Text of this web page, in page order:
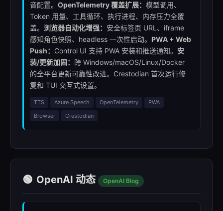
音配置。 OpenTelemetry 覆盖扩展： 模型调用、
Token 用量、工具循环、执行进程、内存压力全覆
盖。 浏览器自动化增强： 安全标签页 URL、iframe
感知角色快照、headless 一次性启动。 PWA + Web
Push： Control UI 支持 PWA 安装和推送通知。 安
装/更新加固： 跨 Windows/macOS/Linux/Docker
的全平台更新可靠性改进。Crestodian 首次运行修
复和 TUI 交互式设置。
TTS Azure Speech OpenTelemetry
PWA
Browser
Crestodian
🟢 OpenAI 动态 OpenAI Blog